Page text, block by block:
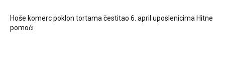
Hoše komerc poklon tortama čestitao 6. april uposlenicima Hitne
pomoći